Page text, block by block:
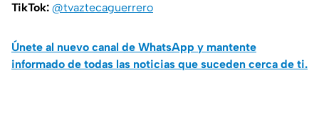
TikTok: @tvaztecaguerrero
Únete al nuevo canal de WhatsApp y mantente
informado de todas las noticias que suceden cerca de ti.